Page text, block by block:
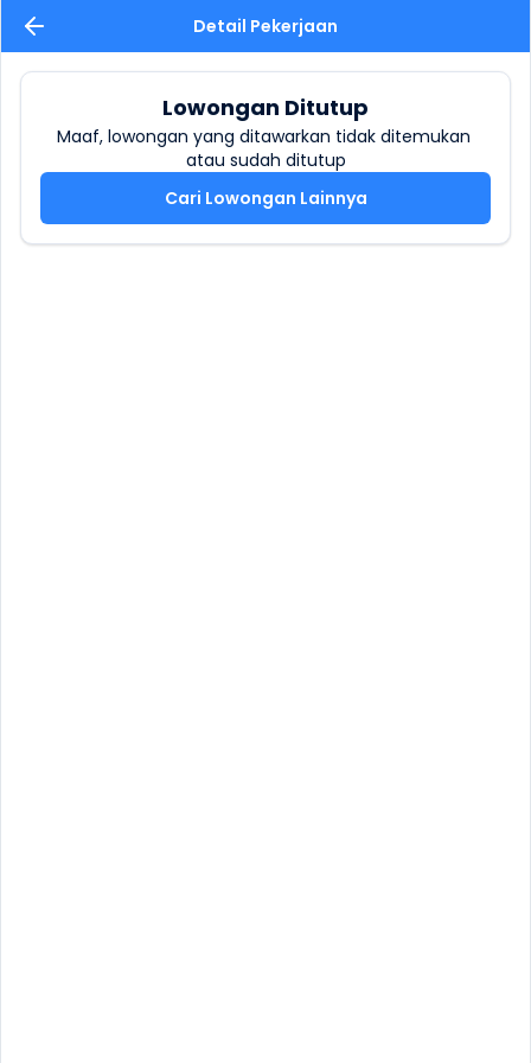
Detail Pekerjaan
Lowongan Ditutup
Maaf, lowongan yang ditawarkan tidak ditemukan
atau sudah ditutup
Cari Lowongan Lainnya